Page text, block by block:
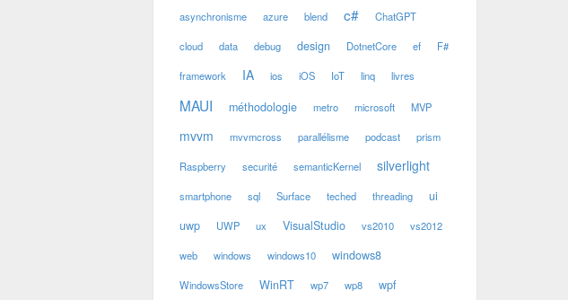
asynchronisme azure blend c# ChatGPT
cloud data debug design DotnetCore ef F#
framework IA ios iOS IoT linq livres
MAUI méthodologie metro microsoft MVP
mvvm mvvmcross parallélisme podcast prism
Raspberry securité semanticKernel silverlight
smartphone sql Surface teched threading
ui
uwp
UWP ux VisualStudio vs2010 vs2012
web windows windows10 windows8
WindowsStore WinRT wp7 wp8 wpf